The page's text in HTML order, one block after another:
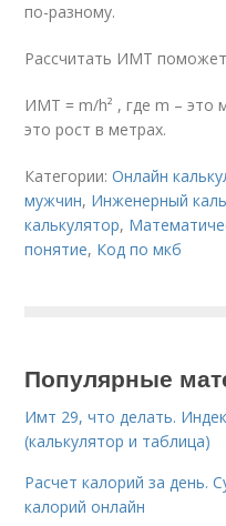
по-разному.
Рассчитать ИМТ
ИМТ = m/h² , где m – это
это рост в метрах.
Категории:Онлайн
мужчин, Инженерный
калькулятор,
понятие, Код по мкб
Популярные
Имт 29, что делать.
(калькулятор и таблица)
Расчет калорий за день.
калорий онлайн